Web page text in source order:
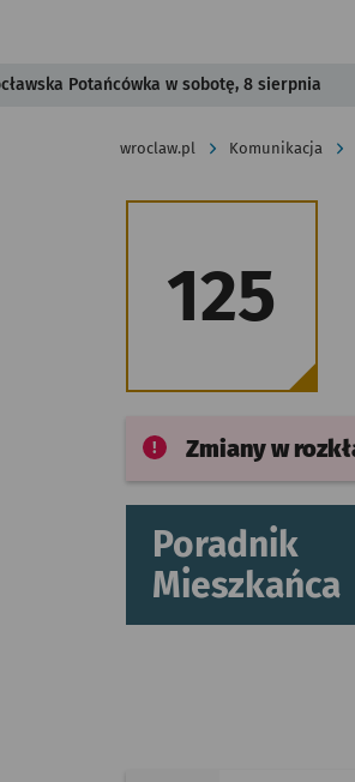
Potańcówka w sobotę, 8 sierpnia
wroclaw.pl Komunikacja
125
Zmiany w
Poradnik
Mieszkańca